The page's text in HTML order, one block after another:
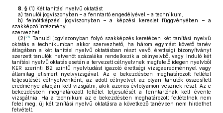
8. § (1) Két tanítási nyelvű oktatást
a) tanulói jogviszonyban – a fenntartó engedélyével – a technikum,
b) felnőttképzési jogviszonyban – a képzési kereslet függvényében – a
szakképző intézmény
szervezhet.
(2)26 Tanulói jogviszonyban folyó szakképzés keretében két tanítási nyelvű
oktatás a technikumban akkor szervezhető, ha három egymást követő tanév
átlagában a két tanítási nyelvű oktatásban részt vevő, érettségi bizonyítványt
szerzett tanulók hetvenöt százaléka rendelkezik a célnyelvből vagy induló két
tanítási nyelvű oktatás esetén a tervezett célnyelvnek megfelelő idegen nyelvből
KER szerinti B2 szintű nyelvtudást igazoló érettségi vizsgaeredménnyel vagy
államilag elismert nyelvvizsgával. Az e bekezdésben meghatározott feltétel
teljesülését célnyelvenként, az adott célnyelvet az olyan tanulók összesített
eredménye alapján kell vizsgálni, akik azonos évfolyamon vesznek részt. Az e
bekezdésben meghatározott feltétel teljesülését a fenntartónak kell évente
vizsgálnia. Ha a technikum az e bekezdésben meghatározott feltételnek nem
felel meg, új két tanítási nyelvű oktatásra a következő tanévben nem hirdethet
felvételt.